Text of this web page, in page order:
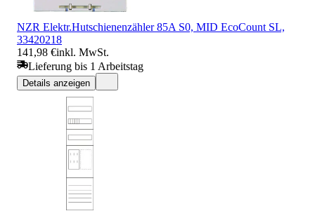
NZR Elektr.Hutschienenzähler 85A S0, MID EcoCount SL,
33420218
141,98 €inkl. MwSt.
Lieferung bis 1 Arbeitstag
Details anzeigen